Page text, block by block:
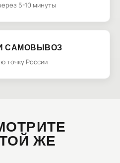
5-10 минуты
САМОВЫВОЗ
точку России
ЖЕ